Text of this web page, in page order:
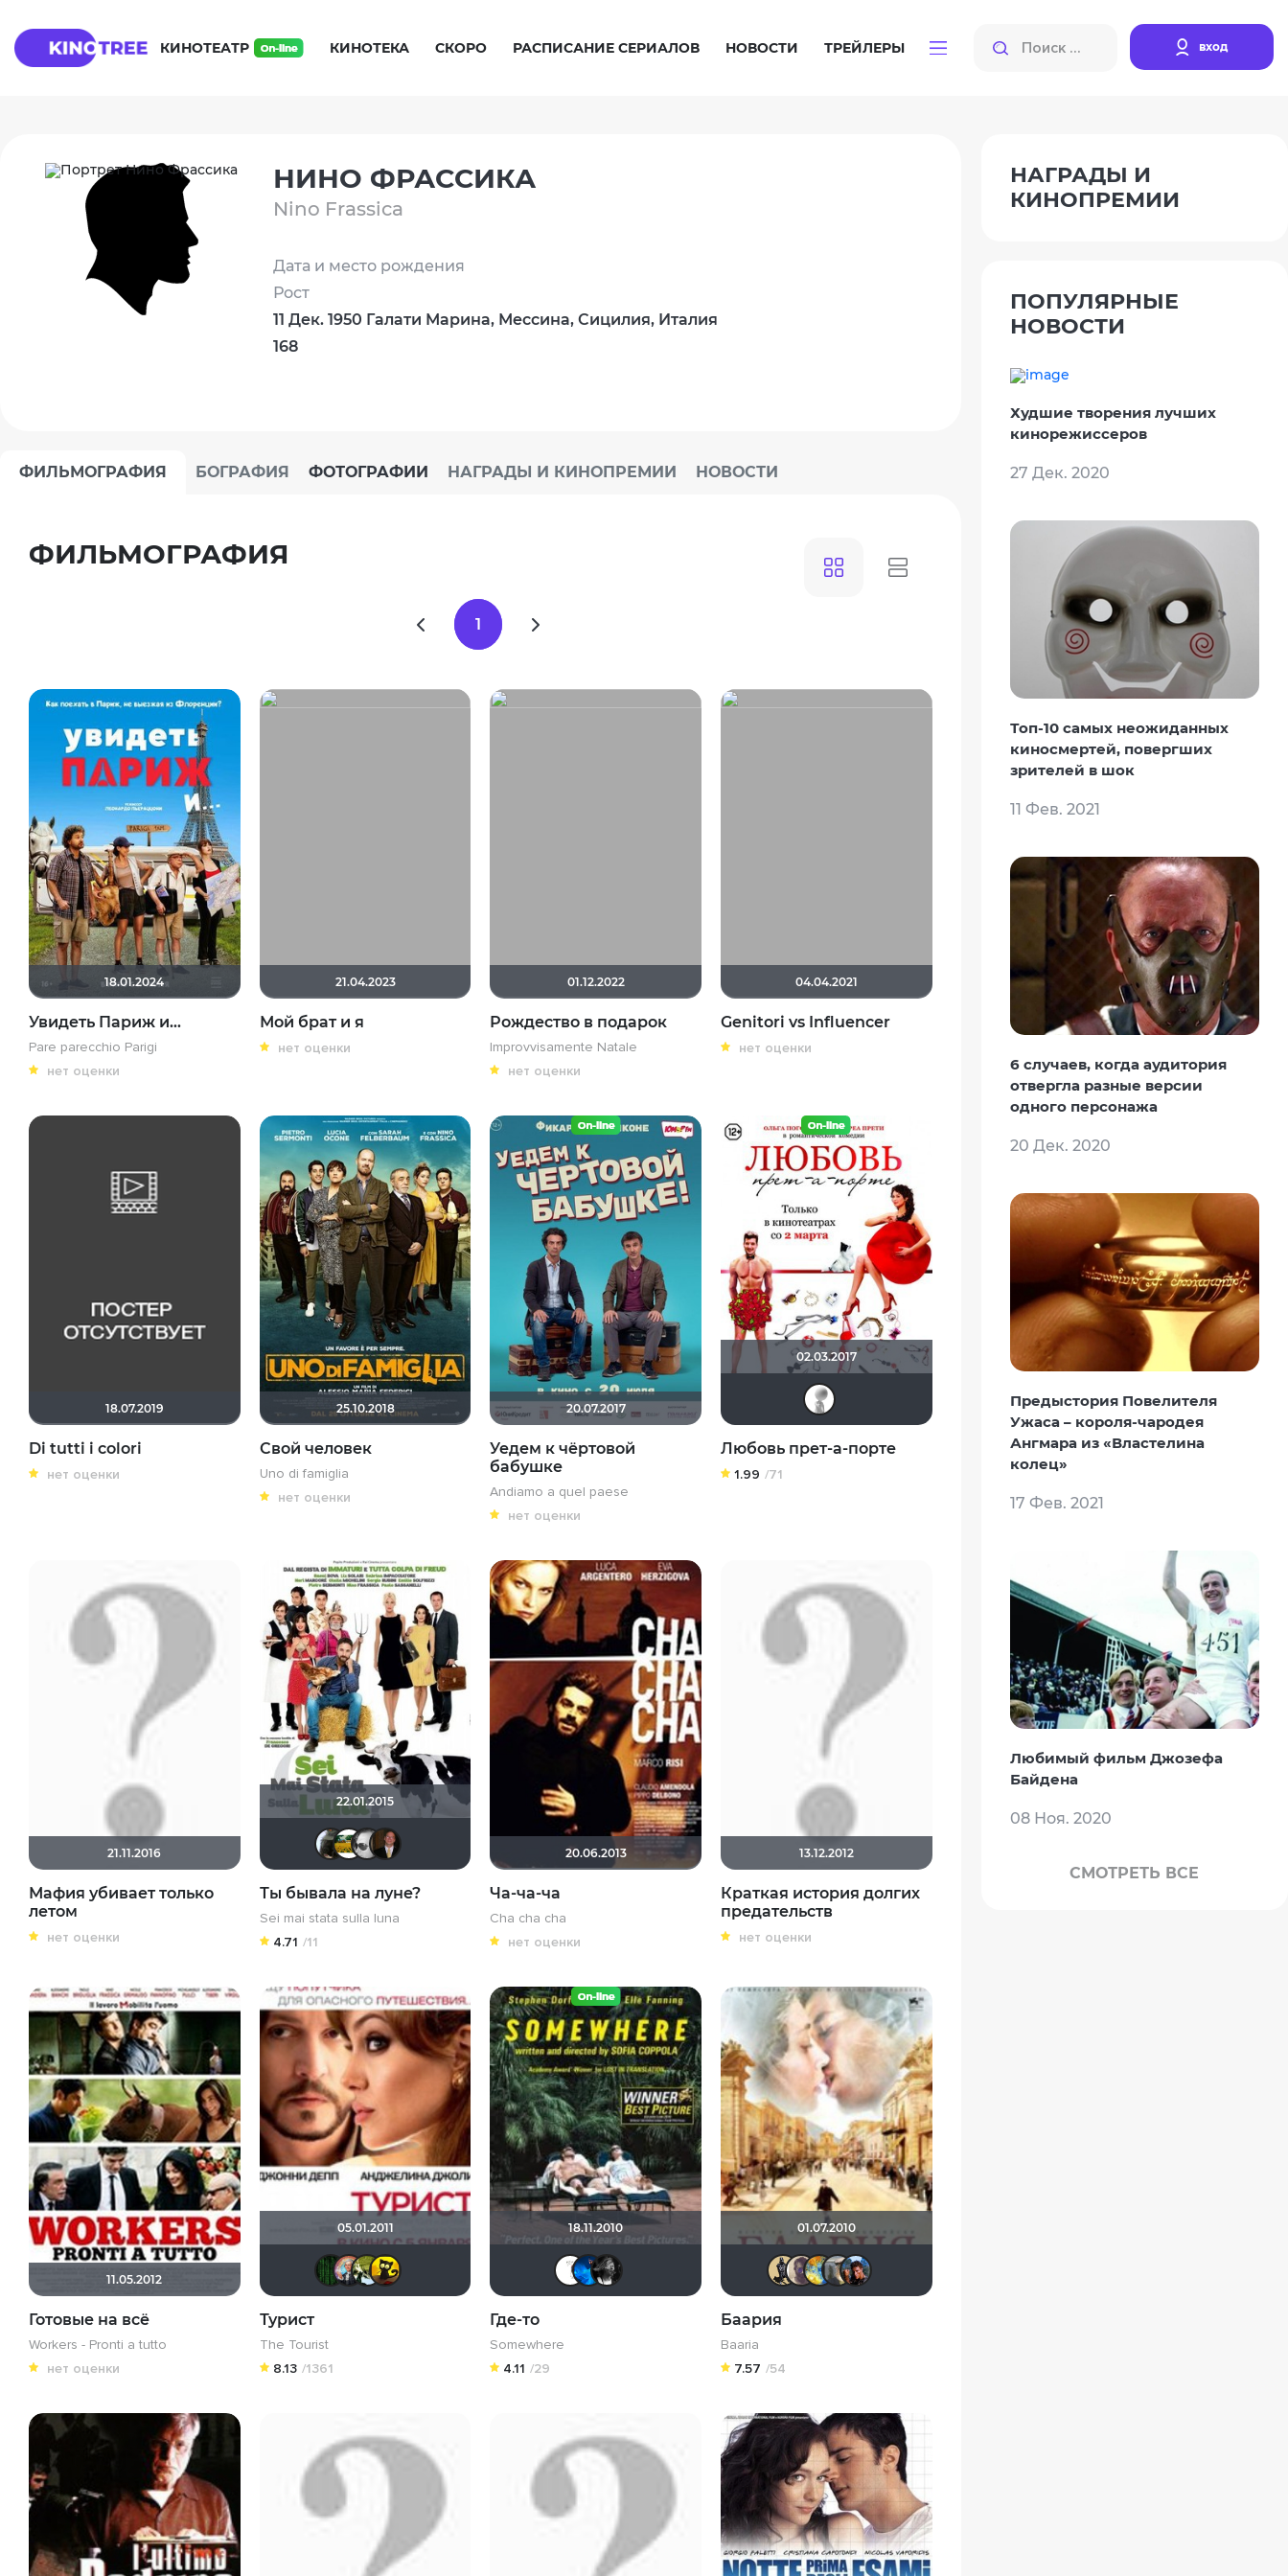
КИНОТЕАТР КИНОТЕКА СКОРО РАСПИСАНИЕ СЕРИАЛОВ НОВОСТИ ТРЕЙЛЕРЫ вход
НИНО ФРАССИКА
Nino Frassica
Дата и место рождения
Рост
11 Дек. 1950 Галати Марина, Мессина, Сицилия, Италия
168
ФИЛЬМОГРАФИЯ БОГРАФИЯ ФОТОГРАФИИ НАГРАДЫ И КИНОПРЕМИИ НОВОСТИ
ФИЛЬМОГРАФИЯ
1
18.01.2024
Увидеть Париж и…
Pare parecchio Parigi
нет оценки
21.04.2023
Мой брат и я
нет оценки
01.12.2022
Рождество в подарок
Improvvisamente Natale
нет оценки
04.04.2021
Genitori vs Influencer
нет оценки
18.07.2019
Di tutti i colori
нет оценки
25.10.2018
Свой человек
Uno di famiglia
нет оценки
20.07.2017
Уедем к чёртовой
бабушке
Andiamo a quel paese
нет оценки
02.03.2017
Любовь прет-а-порте
1.99 /71
21.11.2016
Мафия убивает только
летом
нет оценки
22.01.2015
StnslSmrn
Ты бывала на луне?
Sei mai stata sulla luna
4.71 /11
20.06.2013
Ча-ча-ча
Cha cha cha
нет оценки
13.12.2012
Краткая история долгих
предательств
нет оценки
11.05.2012
Готовые на всё
Workers - Pronti a tutto
нет оценки
05.01.2011
Турист
The Tourist
8.13 /1361
18.11.2010
temis vulgaris
Где-то
Somewhere
4.11 /29
01.07.2010
Derbish
Баария
Baaria
7.57 /54
НАГРАДЫ И
КИНОПРЕМИИ
ПОПУЛЯРНЫЕ
НОВОСТИ
Худшие творения лучших
кинорежиссеров
27 Дек. 2020
Топ-10 самых неожиданных
киносмертей, повергших
зрителей в шок
11 Фев. 2021
6 случаев, когда аудитория
отвергла разные версии
одного персонажа
20 Дек. 2020
Предыстория Повелителя
Ужаса – короля-чародея
Ангмара из «Властелина
колец»
17 Фев. 2021
Любимый фильм Джозефа
Байдена
08 Ноя. 2020
СМОТРЕТЬ ВСЕ